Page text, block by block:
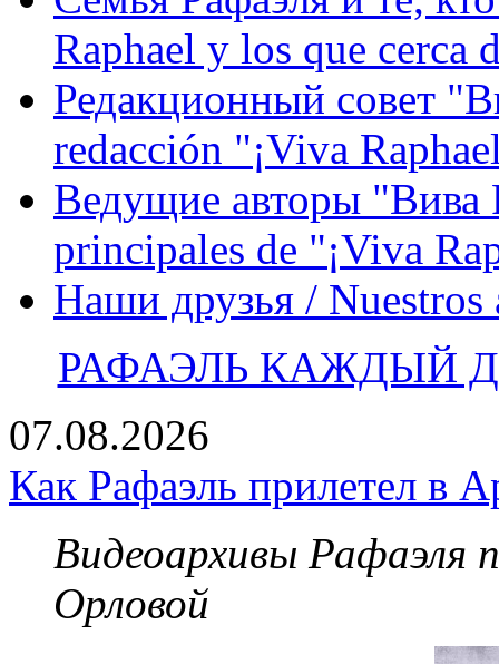
Raphael y los que cerca
Редакционный совет
redacción "¡Viva
Ведущие авторы "Вива
principales de "¡Viva
Наши друзья / Nuestros
РАФАЭЛЬ КАЖДЫЙ
07.08.2026
Как Рафаэль прилетел в
Видеоархивы Рафаэля
Орловой